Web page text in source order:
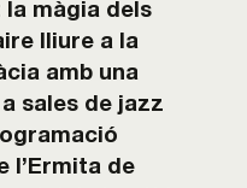
la màgia dels
lliure a la
amb una
sales de jazz
l’Ermita de